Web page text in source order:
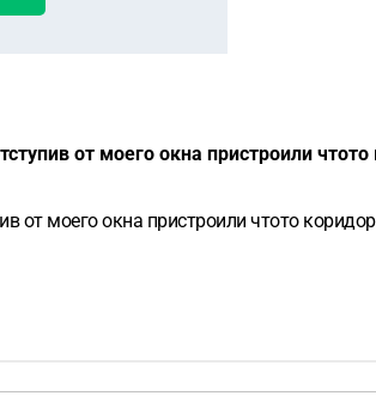
от моего окна пристроили
от моего окна пристроили чтото